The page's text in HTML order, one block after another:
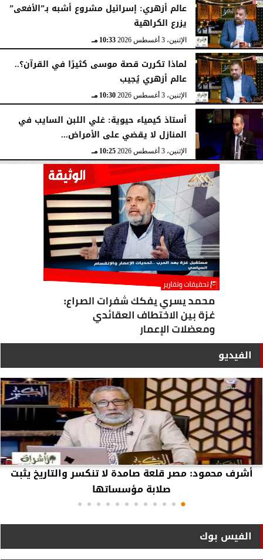
عالم أزهري: إسرائيل مشروع أشبه بـ”الأفعى”
يزرع الكراهية
الإثنين، 3 أغسطس 2026 10:33 مـ
لماذا تكررت قصة موسى كثيرًا في القرآن؟..
عالم أزهري يُجيب
الإثنين، 3 أغسطس 2026 10:30 مـ
أستاذ كيمياء حيوية: غلي اللبن السايب في
المنازل لا يقضي على الأمراض...
الإثنين، 3 أغسطس 2026 10:25 مـ
الفيديو
أشرف محمود: مصر قلعة صامدة لا تنكسر والتاريخ يثبت
صلابة مؤسساتها
الفيس بوك